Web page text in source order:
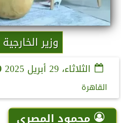
وزير
الثلاثاء، 29 أبريل 2025
القاهرة
محمود المصري